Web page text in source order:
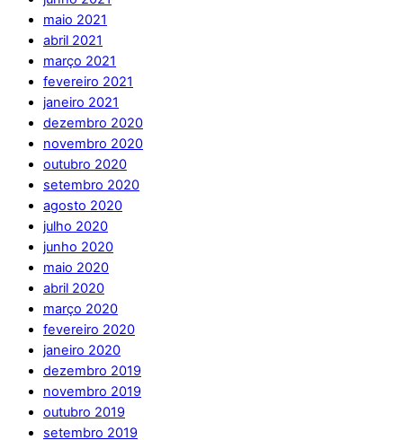
maio 2021
abril 2021
março 2021
fevereiro 2021
janeiro 2021
dezembro 2020
novembro 2020
outubro 2020
setembro 2020
agosto 2020
julho 2020
junho 2020
maio 2020
abril 2020
março 2020
fevereiro 2020
janeiro 2020
dezembro 2019
novembro 2019
outubro 2019
setembro 2019